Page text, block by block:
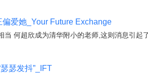
爱她_Your Future Exchange
何超欣成为清华附小的老师,这则消息引起
瑟发抖”_IFT